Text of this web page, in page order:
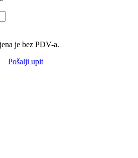
je bez PDV-a.
Pošalji upit